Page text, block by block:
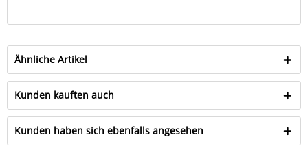
Ähnliche Artikel
Kunden kauften auch
Kunden haben sich ebenfalls angesehen